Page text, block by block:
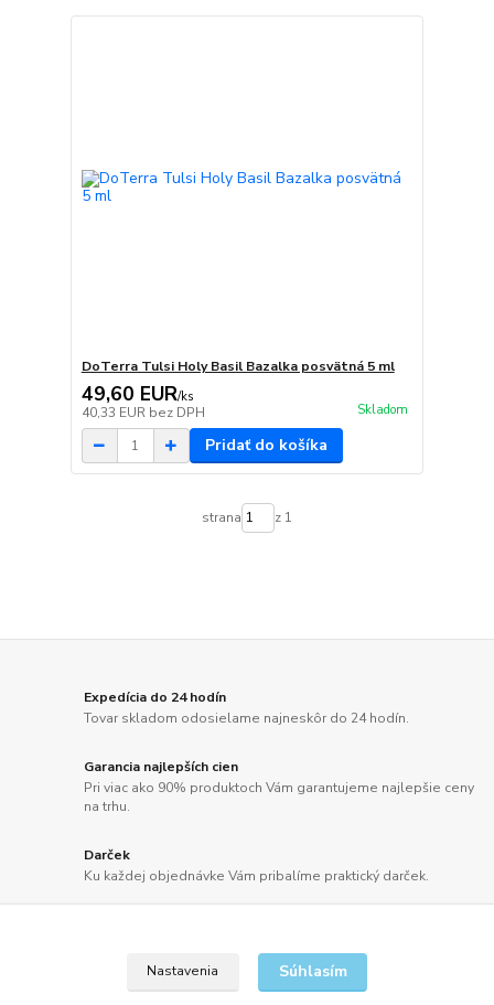
DoTerra Tulsi Holy Basil Bazalka posvätná 5 ml
49,60 EUR/ks
40,33 EUR bez DPH Skladom
Pridať do košíka
strana z 1
Expedícia do 24 hodín
Tovar skladom odosielame najneskôr do 24 hodín.
Garancia najlepších cien
Pri viac ako 90% produktoch Vám garantujeme najlepšie ceny
na trhu.
Darček
Ku každej objednávke Vám pribalíme praktický darček.
bez DPH ZDARMA.
Nastavenia Súhlasím